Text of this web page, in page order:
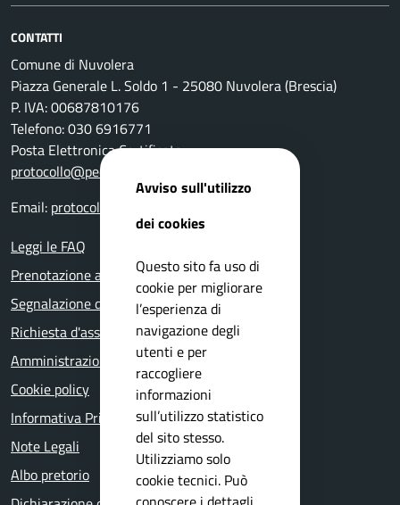
CONTATTI
Comune di Nuvolera
Piazza Generale L. Soldo 1 - 25080 Nuvolera (Brescia)
P. IVA: 00687810176
Telefono: 030 6916771
Posta Elettronica Certificata:
protocollo@pec.comune.nuvolera.bs.it
Email: protocollo@comune.nuvolera.bs.it
Leggi le FAQ
Prenotazione appuntamento
Segnalazione disservizio
Richiesta d'assistenza
Amministrazione trasparente
Cookie policy
Informativa Privacy
Note Legali
Albo pretorio
Avviso sull'utilizzo
dei cookies
Questo sito fa uso di
cookie per migliorare
l’esperienza di
navigazione degli
utenti e per
raccogliere
informazioni
sull’utilizzo statistico
del sito stesso.
Utilizziamo solo
cookie tecnici. Può